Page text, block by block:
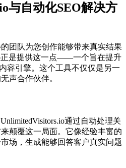
与自动化SEO解决方
团队为您创作能够带来真实结果
正是提供这一点——一个旨在提升
容引擎。这个工具不仅仅是另一
声合作伙伴。
通过自动处理关
颠覆这一局面。它像经验丰富的
场，生成能够回答客户真实问题